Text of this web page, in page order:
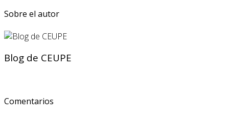
Sobre el autor
Blog de CEUPE
Comentarios